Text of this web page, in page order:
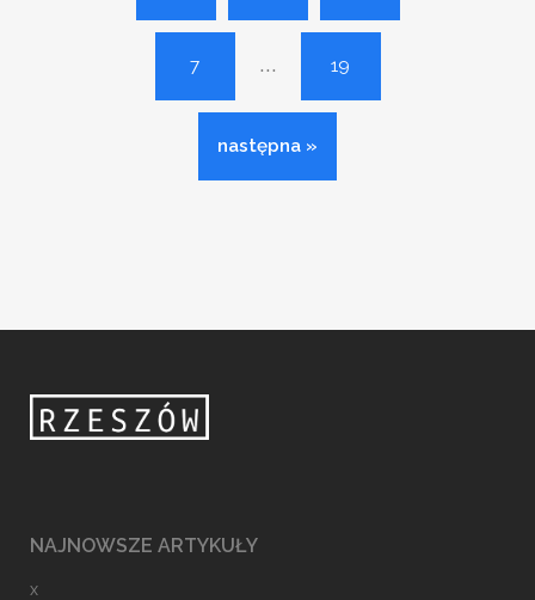
7 ... 19
następna »
NAJNOWSZE ARTYKUŁY
x